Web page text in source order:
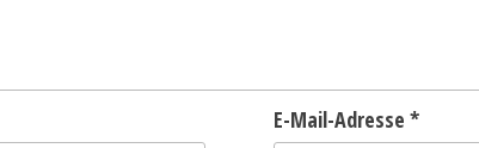
E-Mail-Adresse *